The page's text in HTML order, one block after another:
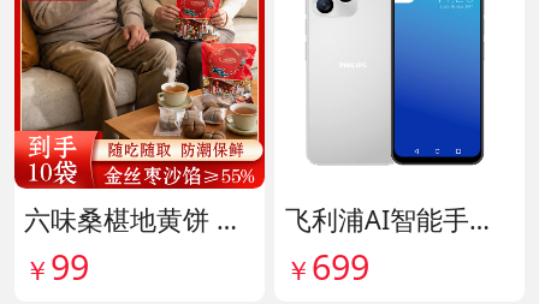
六味桑椹地黄饼 货号142090
￥ 99
飞利浦AI智能手机 货号141882
￥ 699